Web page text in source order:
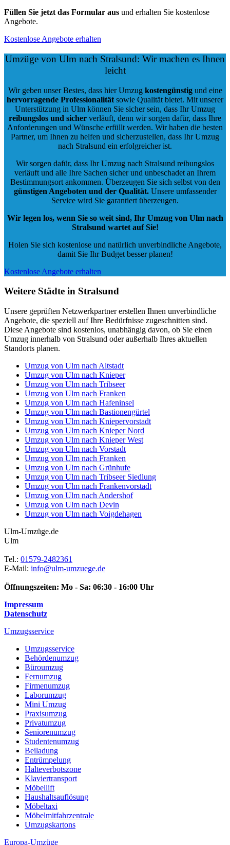
Füllen Sie jetzt das Formular aus und erhalten Sie kostenlose
Angebote.
Kostenlose Angebote erhalten
Umzüge von Ulm nach Stralsund: Wir machen es Ihnen
leicht
Wir geben unser Bestes, dass hier Umzug kostengünstigund eine
hervorragende Professionalität sowie Qualität bietet. Mit unserer
Unterstützung in Ulm können Sie sicher sein, dass Ihr Umzug
reibungslos und sicher verläuft, denn wir sorgen dafür, dass Ihre
Anforderungen und Wünsche erfüllt werden. Wir haben die besten
Partner, um Ihnen zu helfen und sicherzustellen, dass Ihr Umzug
nach Stralsund ein erfolgreicher ist.
Wir sorgen dafür, dass Ihr Umzug nach Stralsund reibungslos
verläuft und alle Ihre Sachen sicher und unbeschadet an Ihrem
Bestimmungsort ankommen. Überzeugen Sie sich selbst von den
günstigen Angeboten und der Qualität.Unsere umfassender
Service wird Sie garantiert überzeugen.
Wir legen los, wenn Sie so weit sind, Ihr Umzug von Ulm nach
Stralsund wartet auf Sie!
Holen Sie sich kostenlose und natürlich unverbindliche Angebote,
damit Sie Ihr Budget besser planen!
Kostenlose Angebote erhalten
Weitere Städte in Stralsund
Unsere geprüften Netzwerkpartner erstellen Ihnen unverbindliche
Angebote, die speziell auf Ihre Bedürfnisse zugeschnitten sind.
Diese Angebote sind kostenlos, unabhängig davon, ob Sie einen
Umzug innerhalb von Stralsund oder außerhalb Ihres aktuellen
Standorts planen.
Umzug von Ulm nach Altstadt
Umzug von Ulm nach Knieper
Umzug von Ulm nach Tribseer
Umzug von Ulm nach Franken
Umzug von Ulm nach Hafeninsel
Umzug von Ulm nach Bastionengürtel
Umzug von Ulm nach Kniepervorstadt
Umzug von Ulm nach Knieper Nord
Umzug von Ulm nach Knieper West
Umzug von Ulm nach Vorstadt
Umzug von Ulm nach Franken
Umzug von Ulm nach Grünhufe
Umzug von Ulm nach Tribseer Siedlung
Umzug von Ulm nach Frankenvorstadt
Umzug von Ulm nach Andershof
Umzug von Ulm nach Devin
Umzug von Ulm nach Voigdehagen
Ulm-Umzüge.de
Ulm
Tel.: 01579-2482361
E-Mail: info@ulm-umzuege.de
Öffnungszeiten: Mo - Sa: 06:30 - 16:00 Uhr
Impressum
Datenschutz
Umzugsservice
Umzugsservice
Behördenumzug
Büroumzug
Fernumzug
Firmenumzug
Laborumzug
Mini Umzug
Praxisumzug
Privatumzug
Seniorenumzug
Studentenumzug
Beiladung
Entrümpelung
Halteverbotszone
Klaviertransport
Möbellift
Haushaltsauflösung
Möbeltaxi
Möbelmitfahrzentrale
Umzugskartons
Europa-Umzüge